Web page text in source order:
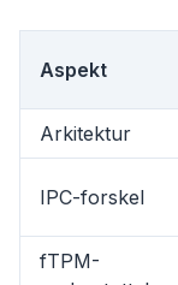
Aspekt
Arkitektur
IPC-forskel
fTPM-